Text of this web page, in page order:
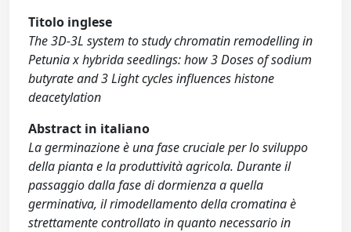
Titolo inglese
The 3D-3L system to study chromatin remodelling in
Petunia x hybrida seedlings: how 3 Doses of sodium
butyrate and 3 Light cycles influences histone
deacetylation
Abstract in italiano
La germinazione è una fase cruciale per lo sviluppo
della pianta e la produttività agricola. Durante il
passaggio dalla fase di dormienza a quella
germinativa, il rimodellamento della cromatina è
strettamente controllato in quanto necessario in